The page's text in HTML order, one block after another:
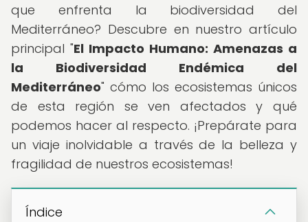
que enfrenta la biodiversidad del
Mediterráneo? Descubre en nuestro artículo
principal "El Impacto Humano: Amenazas a
la Biodiversidad Endémica del
Mediterráneo" cómo los ecosistemas únicos
de esta región se ven afectados y qué
podemos hacer al respecto. ¡Prepárate para
un viaje inolvidable a través de la belleza y
fragilidad de nuestros ecosistemas!
Índice